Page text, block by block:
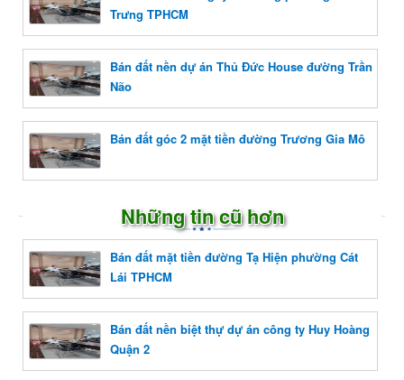
Trưng TPHCM
Bán đất nền dự án Thủ Đức House đường Trần
Não
Bán đất góc 2 mặt tiền đường Trương Gia Mô
Những tin cũ hơn
Bán đất mặt tiền đường Tạ Hiện phường Cát
Lái TPHCM
Bán đất nền biệt thự dự án công ty Huy Hoàng
Quận 2